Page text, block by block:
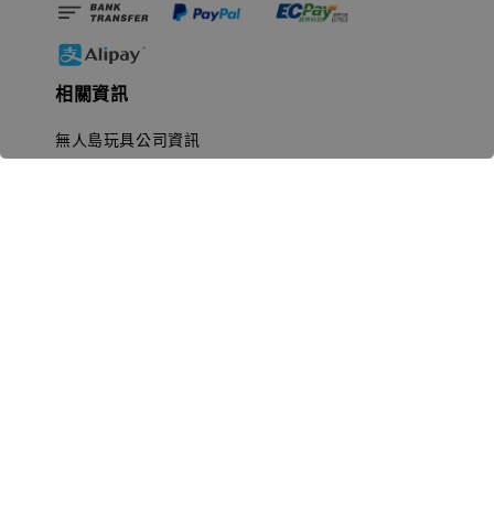
相關資訊
無人島玩具公司資訊
里程碑